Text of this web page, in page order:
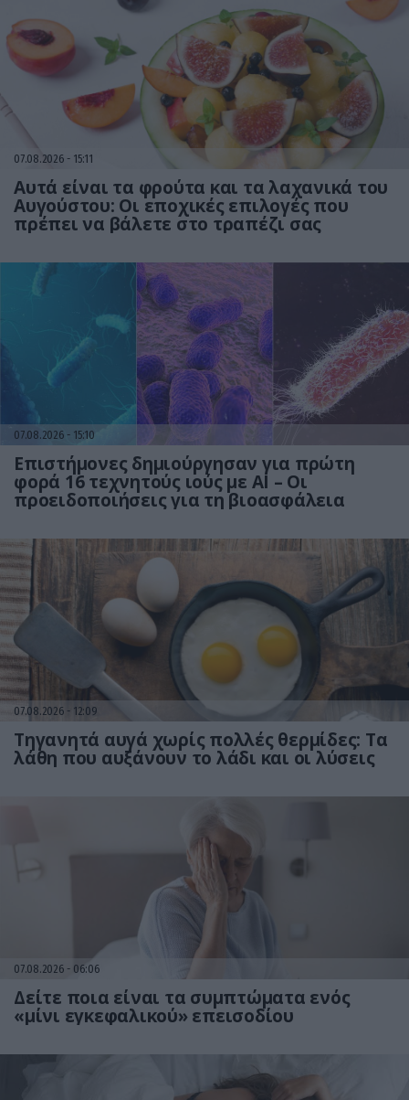
07.08.2026 15:11
Αυτά είναι τα φρούτα και τα λαχανικά του
Αυγούστου: Οι εποχικές επιλογές που
πρέπει να βάλετε στο τραπέζι σας
07.08.2026 15:10
Επιστήμονες δημιούργησαν για πρώτη
φορά 16 τεχνητούς ιούς με AI – Οι
προειδοποιήσεις για τη βιοασφάλεια
07.08.2026 12:09
Τηγανητά αυγά χωρίς πολλές θερμίδες: Τα
λάθη που αυξάνουν το λάδι και οι λύσεις
07.08.2026 06:06
Δείτε ποια είναι τα συμπτώματα ενός
«μίνι εγκεφαλικού» επεισοδίου